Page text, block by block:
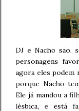
DJ e Nacho são,
personagens
agora eles podem
porque Nacho
Ele já mandou a
lésbica, e está